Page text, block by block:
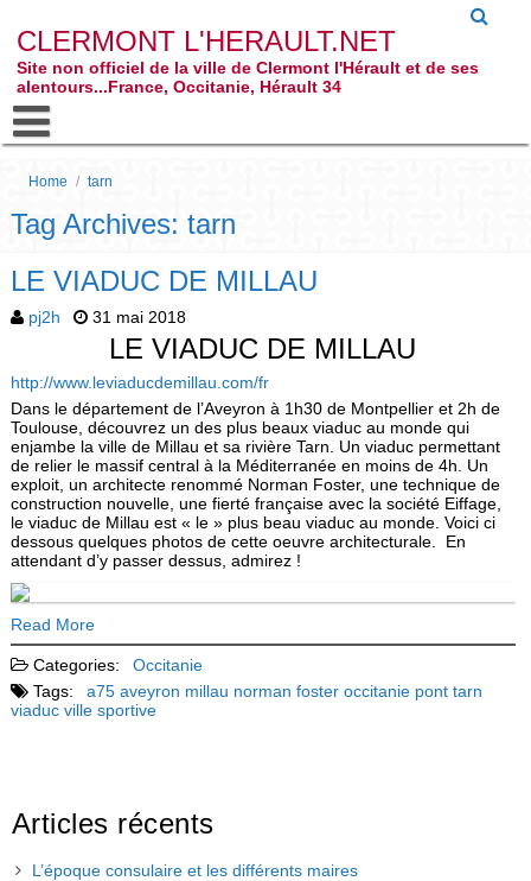
CLERMONT L'HERAULT.NET
Site non officiel de la ville de Clermont l'Hérault et de ses
alentours...France, Occitanie, Hérault 34
Home / tarn
Tag Archives: tarn
LE VIADUC DE MILLAU
pj2h 31 mai 2018
LE VIADUC DE MILLAU
http://www.leviaducdemillau.com/fr
Dans le département de l’Aveyron à 1h30 de Montpellier et 2h de
Toulouse, découvrez un des plus beaux viaduc au monde qui
enjambe la ville de Millau et sa rivière Tarn. Un viaduc permettant
de relier le massif central à la Méditerranée en moins de 4h. Un
exploit, un architecte renommé Norman Foster, une technique de
construction nouvelle, une fierté française avec la société Eiffage,
le viaduc de Millau est « le » plus beau viaduc au monde. Voici ci
dessous quelques photos de cette oeuvre architecturale. En
attendant d’y passer dessus, admirez !
Read More
Categories:
Occitanie
Tags:
a75 aveyron millau norman foster occitanie pont tarn
viaduc ville sportive
Articles récents
L’époque consulaire et les différents maires